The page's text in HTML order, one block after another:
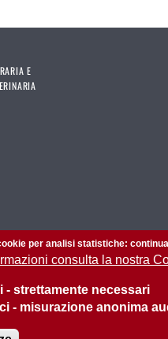
E
di Padova - Tutti i diritti riservati
per analisi statistiche:
consulta la nostra
- strettamente necessari
- misurazione anonima